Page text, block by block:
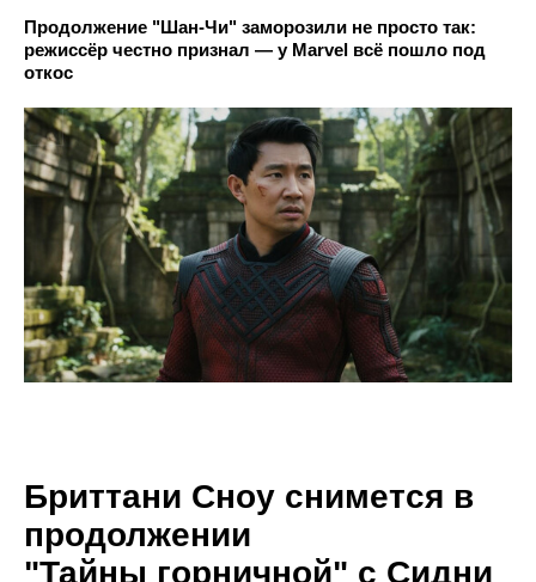
Продолжение "Шан-Чи" заморозили не просто так:
режиссёр честно признал — у Marvel всё пошло под
откос
Бриттани Сноу снимется в
продолжении
"Тайны горничной" с Сидни